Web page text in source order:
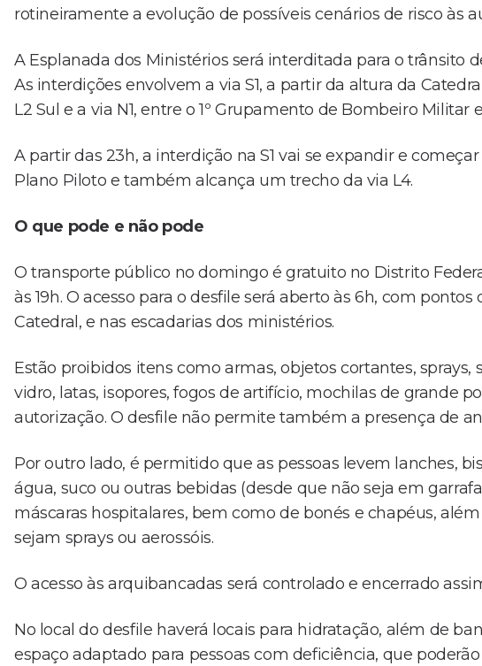
rotineiramente a evolução de possíveis cenários de risco às
A Esplanada dos Ministérios será interditada para o trânsito
As interdições envolvem a via S1, a partir da altura da
L2 Sul e a via N1, entre o 1º Grupamento de Bombeiro Militar
A partir das 23h, a interdição na S1 vai se expandir e
Plano Piloto e também alcança um trecho da via L4.
O que pode e não pode
O transporte público no domingo é gratuito no Distrito
às 19h. O acesso para o desfile será aberto às 6h, com
Catedral, e nas escadarias dos ministérios.
Estão proibidos itens como armas, objetos cortantes,
vidro, latas, isopores, fogos de artifício, mochilas de grande
autorização. O desfile não permite também a presença de
Por outro lado, é permitido que as pessoas levem lanches,
água, suco ou outras bebidas (desde que não seja em
máscaras hospitalares, bem como de bonés e chapéus,
sejam sprays ou aerossóis.
O acesso às arquibancadas será controlado e encerrado
No local do desfile haverá locais para hidratação, além de
espaço adaptado para pessoas com deficiência, que